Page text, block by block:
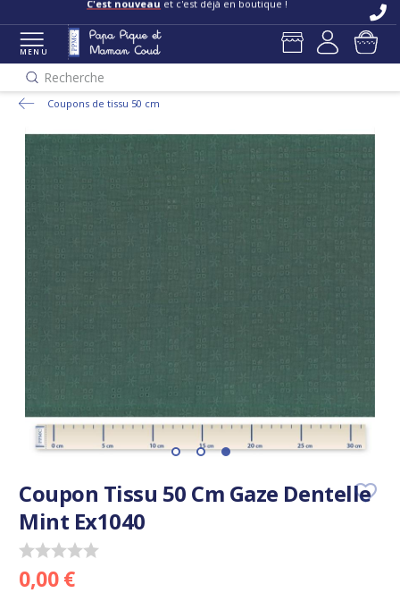
C'est nouveau et c'est déjà en boutique !
MENU
Recherche
Coupons de tissu 50 cm
Coupon Tissu 50 Cm Gaze Dentelle
Mint Ex1040
0,00 €